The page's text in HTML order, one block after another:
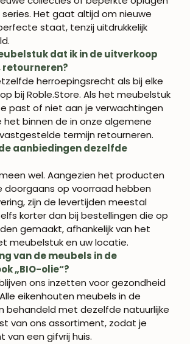
Het gaat altijd om nieuwe
staat, tenzij uitdrukkelijk
dat ik in de uitverkoop
retourneren?
herroepingsrecht als bij elke
bij Roble.Store. Als het meubelstuk
past of niet aan je verwachtingen
het binnen de in onze algemene
termijn retourneren.
aanbiedingen dezelfde
wel. Aangezien het producten
op voorraad hebben
zijn de levertijden meestal
korter dan bij bestellingen die op
gemaakt, afhankelijk van het
meubelstuk en uw locatie.
van de meubels in de
„BIO-olie“?
ons inzetten voor gezondheid
eikenhouten meubels in de
behandeld met dezelfde natuurlijke
van ons assortiment, zodat je
van een gifvrij huis.